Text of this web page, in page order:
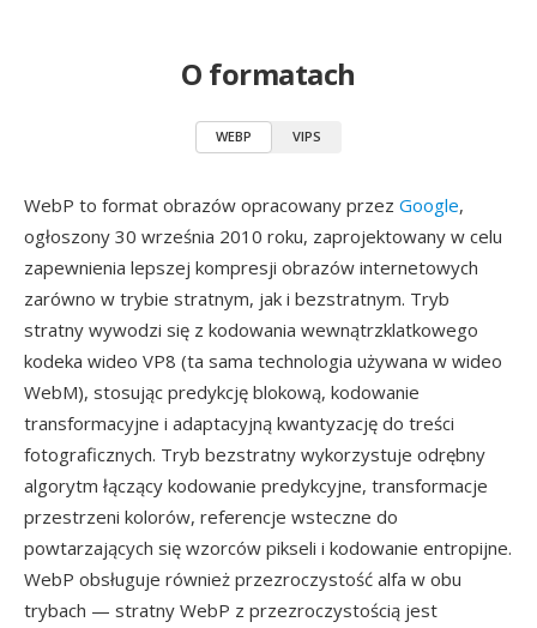
O formatach
WEBP VIPS
WebP to format obrazów opracowany przez Google,
ogłoszony 30 września 2010 roku, zaprojektowany w celu
zapewnienia lepszej kompresji obrazów internetowych
zarówno w trybie stratnym, jak i bezstratnym. Tryb
stratny wywodzi się z kodowania wewnątrzklatkowego
kodeka wideo VP8 (ta sama technologia używana w wideo
WebM), stosując predykcję blokową, kodowanie
transformacyjne i adaptacyjną kwantyzację do treści
fotograficznych. Tryb bezstratny wykorzystuje odrębny
algorytm łączący kodowanie predykcyjne, transformacje
przestrzeni kolorów, referencje wsteczne do
powtarzających się wzorców pikseli i kodowanie entropijne.
WebP obsługuje również przezroczystość alfa w obu
trybach — stratny WebP z przezroczystością jest